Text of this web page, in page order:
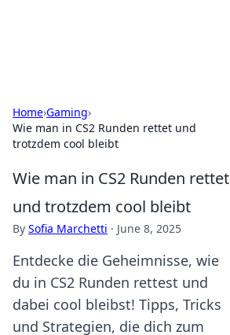
Home›Gaming›
Wie man in CS2 Runden rettet und
trotzdem cool bleibt
Wie man in CS2 Runden rettet
und trotzdem cool bleibt
By Sofia Marchetti · June 8, 2025
Entdecke die Geheimnisse, wie
du in CS2 Runden rettest und
dabei cool bleibst! Tipps, Tricks
und Strategien, die dich zum